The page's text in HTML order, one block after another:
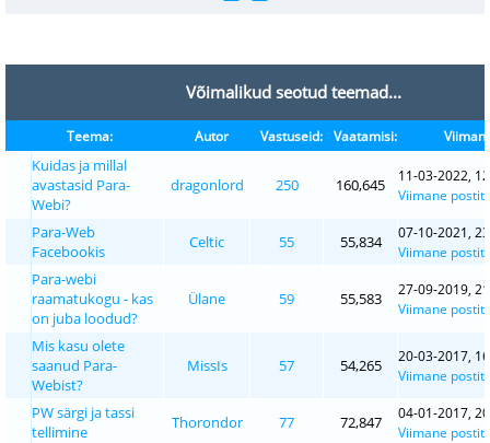
Võimalikud seotud teemad...
Teema: Autor Vastuseid: Vaatamisi:
Kuidas ja millal
avastasid Para-
Webi?
dragonlord 250 160,645
11-03-2022,
Viimane
Para-Web
Facebookis
Celtic 55 55,834
07-10-2021,
Viimane
Para-webi
raamatukogu - kas
on juba loodud?
Ülane 59 55,583
27-09-2019,
Viimane
Mis kasu olete
saanud Para-
Webist?
MissIs 57 54,265
20-03-2017,
Viimane
PW särgi ja tassi
tellimine
Thorondor 77 72,847
04-01-2017,
Viimane